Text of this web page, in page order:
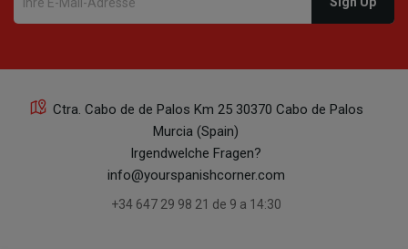
Ctra. Cabo de de Palos Km 25 30370 Cabo de Palos
Murcia (Spain)
Irgendwelche Fragen?
info@yourspanishcorner.com
+34 647 29 98 21 de 9 a 14:30